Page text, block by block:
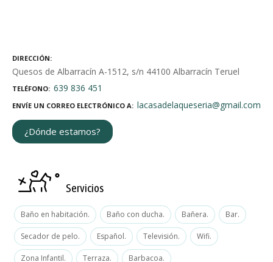
DIRECCIÓN
Quesos de Albarracín A-1512, s/n 44100 Albarracín Teruel
TELÉFONO 639 836 451
ENVÍE UN CORREO ELECTRÓNICO A lacasadelaqueseria@gmail.com
¿Dónde estamos?
Servicios
Baño en habitación. Baño con ducha. Bañera. Bar.
Secador de pelo. Español. Televisión. Wifi.
Zona Infantil. Terraza. Barbacoa.